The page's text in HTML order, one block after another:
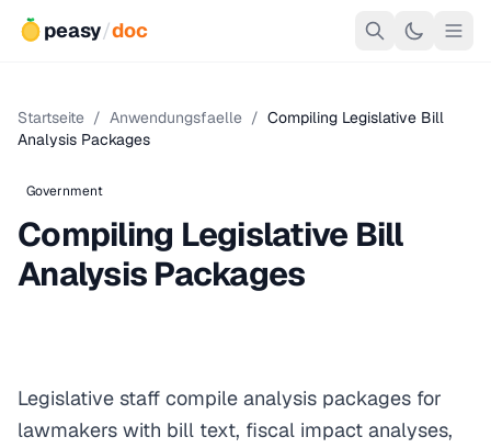
peasy/doc
Startseite / Anwendungsfaelle / Compiling Legislative Bill
Analysis Packages
Government
Compiling Legislative Bill
Analysis Packages
Legislative staff compile analysis packages for
lawmakers with bill text, fiscal impact analyses,